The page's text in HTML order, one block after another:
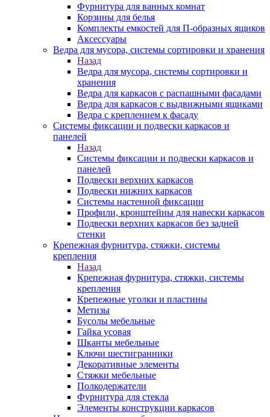
Фурнитура для ванных комнат
Корзины для белья
Комплекты емкостей для П-образных ящиков
Аксессуары
Ведра для мусора, системы сортировки и хранения
Назад
Ведра для мусора, системы сортировки и
хранения
Ведра для каркасов с распашными фасадами
Ведра для каркасов с выдвижными ящиками
Ведра с креплением к фасаду
Системы фиксации и подвески каркасов и
панелей
Назад
Системы фиксации и подвески каркасов и
панелей
Подвески верхних каркасов
Подвески нижних каркасов
Системы настенной фиксации
Профили, кронштейны для навески каркасов
Подвески верхних каркасов без задней
стенки
Крепежная фурнитура, стяжки, системы
крепления
Назад
Крепежная фурнитура, стяжки, системы
крепления
Крепежные уголки и пластины
Метизы
Бусолы мебельные
Гайка усовая
Шканты мебельные
Ключи шестигранники
Декоративные элементы
Стяжки мебельные
Полкодержатели
Фурнитура для стекла
Элементы конструкции каркасов